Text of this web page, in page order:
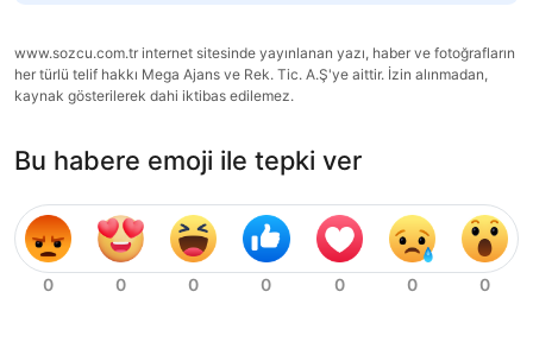
www.sozcu.com.tr internet sitesinde yayınlanan yazı, haber ve fotoğrafların
her türlü telif hakkı Mega Ajans ve Rek. Tic. A.Ş'ye aittir. İzin alınmadan,
kaynak gösterilerek dahi iktibas edilemez.
Bu habere emoji ile tepki ver